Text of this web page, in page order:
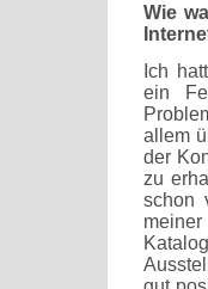
Wie
Ich
ein
allem
der
zu
schon